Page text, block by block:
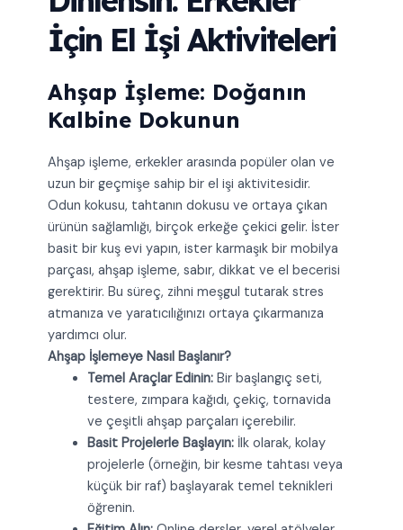
İçin El İşi Aktiviteleri
Ahşap İşleme: Doğanın
Kalbine Dokunun
Ahşap işleme, erkekler arasında popüler olan ve
uzun bir geçmişe sahip bir el işi aktivitesidir.
Odun kokusu, tahtanın dokusu ve ortaya çıkan
ürünün sağlamlığı, birçok erkeğe çekici gelir. İster
basit bir kuş evi yapın, ister karmaşık bir mobilya
parçası, ahşap işleme, sabır, dikkat ve el becerisi
gerektirir. Bu süreç, zihni meşgul tutarak stres
atmanıza ve yaratıcılığınızı ortaya çıkarmanıza
yardımcı olur.
Ahşap İşlemeye Nasıl Başlanır?
Temel Araçlar Edinin:Bir başlangıç seti,
testere, zımpara kağıdı, çekiç, tornavida
ve çeşitli ahşap parçaları içerebilir.
Basit Projelerle Başlayın:İlk olarak, kolay
projelerle (örneğin, bir kesme tahtası veya
küçük bir raf) başlayarak temel teknikleri
öğrenin.